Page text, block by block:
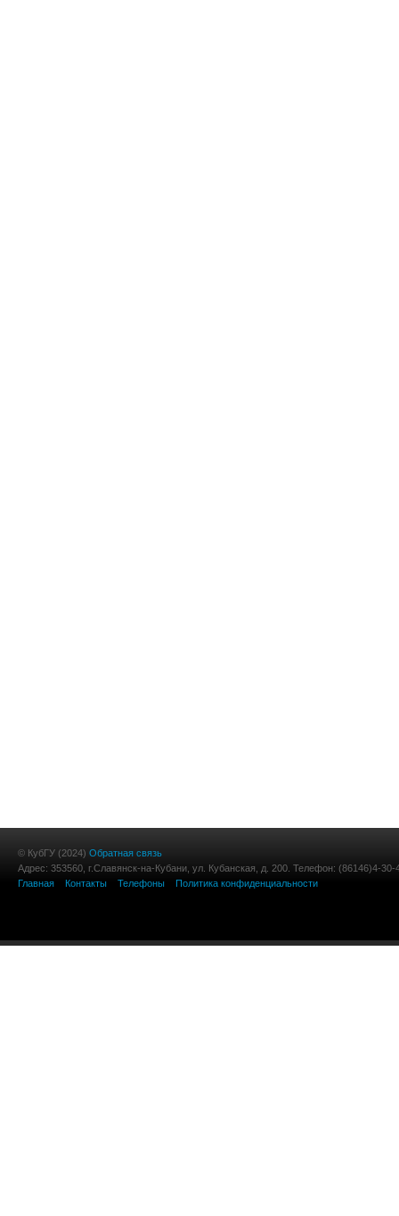
© КубГУ (2024) Обратная связь
Адрес: 353560, г.Славянск-на-Кубани, ул. Кубанская, д. 200. Телефон: (86146)4-30-
Главная
Контакты Телефоны Политика конфиденциальности